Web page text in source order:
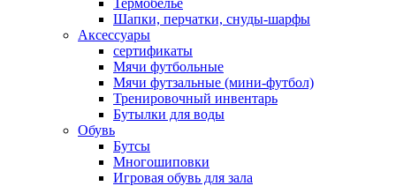
Термобелье
Шапки, перчатки, снуды-шарфы
Аксессуары
сертификаты
Мячи футбольные
Мячи футзальные (мини-футбол)
Тренировочный инвентарь
Бутылки для воды
Обувь
Бутсы
Многошиповки
Игровая обувь для зала